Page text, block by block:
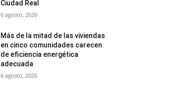
Ciudad Real
6 agosto, 2026
Más de la mitad de las viviendas
en cinco comunidades carecen
de eficiencia energética
adecuada
6 agosto, 2026